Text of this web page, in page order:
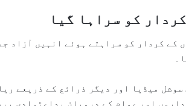
کو سراہا گیا
کے کردار کو سراہتے ہوئے انہیں آزاد
میڈیا اور دیگر ذرائع کے ذریعے
اور عوام کے درمیان بداعتمادی